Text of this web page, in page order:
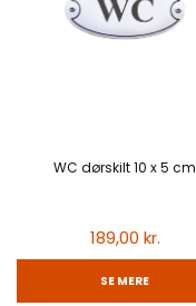
WC dørskilt 10 x 5 cm
189,00 kr.
SE MERE